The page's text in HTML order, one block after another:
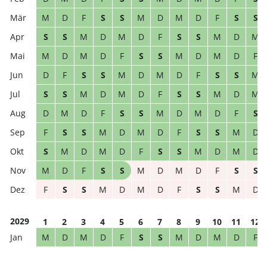
M
D F S S M D M D F S
S
S
S M D M D F S S M D
M
M
D M D F S S M D M D
F
D
F S S M D M D F S S
M
S
S M D M D F S S M D
M
D
M D F S S M D M D F
S
F
S S M D M D F S S M
D
S
M D M D F S S M D M
D
M
D F S S M D M D F S
S
F
S S M D M D F S S M D
2029 1 2 3 4 5 6 7 8 9 10 11
12
M
D M D F S S M D M D F